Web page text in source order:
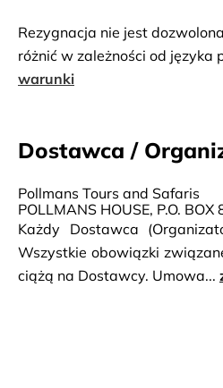
Rezygnacja nie jest
różnić w zależności od języka
warunki
Dostawca /
Pollmans Tours and Safaris
POLLMANS HOUSE, P.O.
Każdy Dostawca
Wszystkie obowiązki
ciążą na Dostawcy. Umowa...